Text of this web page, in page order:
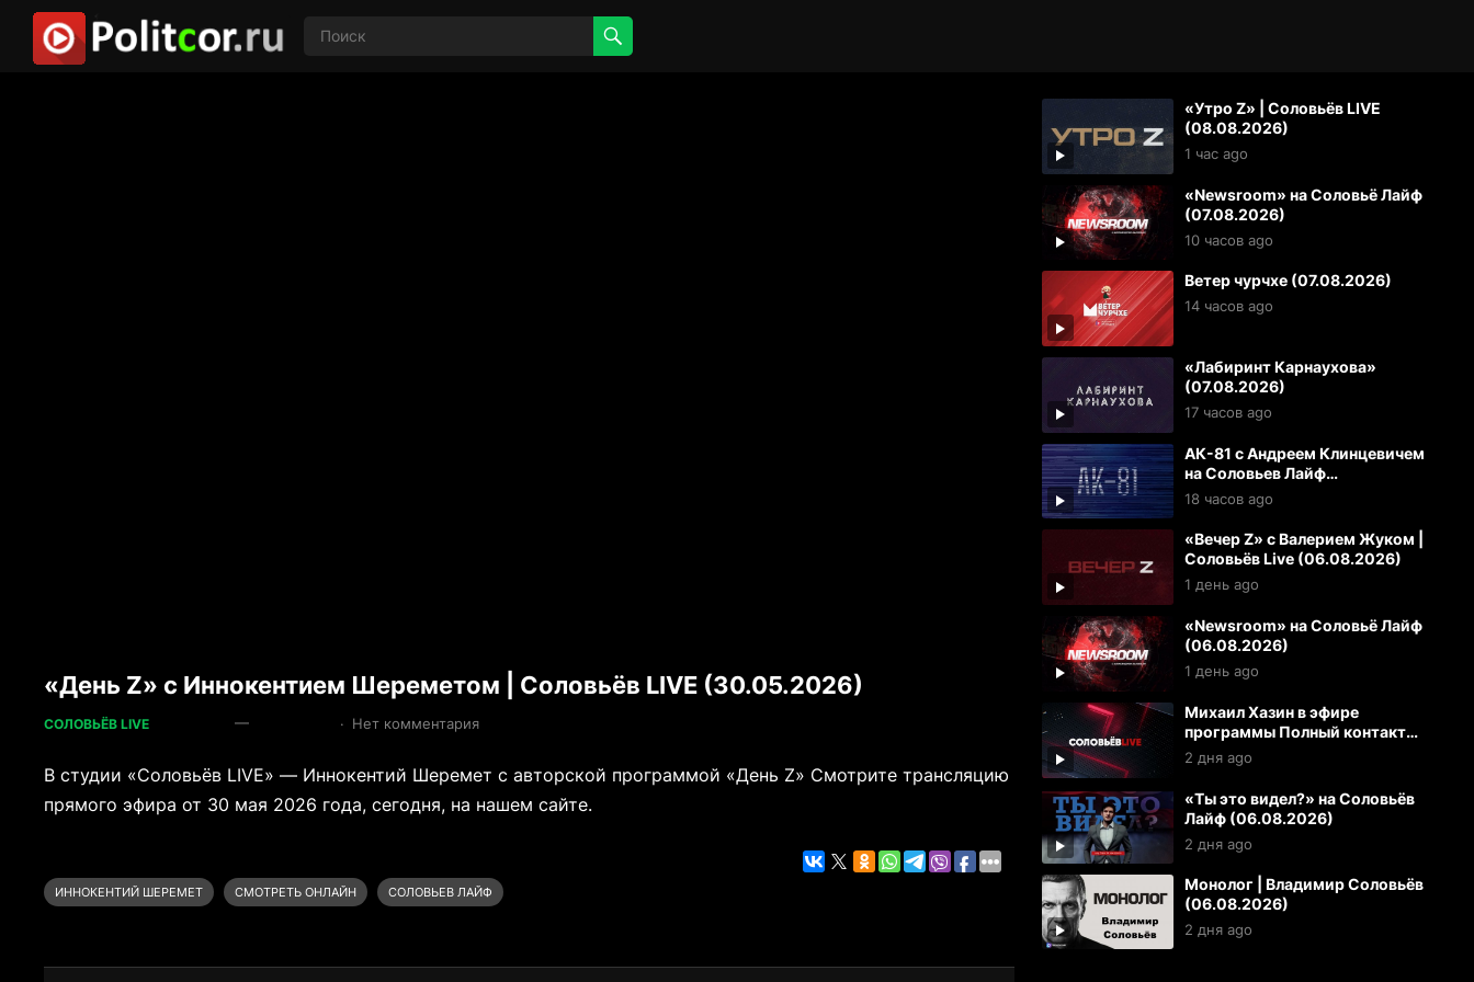
«День Z» с Иннокентием Шереметом | Соловьёв LIVE (30.05.2026)
СОЛОВЬЁВ LIVE — · Нет комментария
В студии «Соловьёв LIVE» — Иннокентий Шеремет с авторской программой «День Z» Смотрите трансляцию
прямого эфира от 30 мая 2026 года, сегодня, на нашем сайте.
ИННОКЕНТИЙ ШЕРЕМЕТ СМОТРЕТЬ ОНЛАЙН СОЛОВЬЕВ ЛАЙФ
«Утро Z» | Соловьёв LIVE
(08.08.2026)
1 час ago
«Newsroom» на Соловьё Лайф
(07.08.2026)
10 часов ago
Ветер чурчхе (07.08.2026)
14 часов ago
«Лабиринт Карнаухова»
(07.08.2026)
17 часов ago
АК-81 с Андреем Клинцевичем
на Соловьев Лайф
(07.08.2026)
18 часов ago
«Вечер Z» с Валерием Жуком |
Соловьёв Live (06.08.2026)
1 день ago
«Newsroom» на Соловьё Лайф
(06.08.2026)
1 день ago
Михаил Хазин в эфире
программы Полный контакт
(06.08.2026)
2 дня ago
«Ты это видел?» на Соловьёв
Лайф (06.08.2026)
2 дня ago
Монолог | Владимир Соловьёв
(06.08.2026)
2 дня ago